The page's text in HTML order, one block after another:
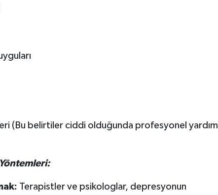
(Bu belirtiler ciddi olduğunda profesyonel yardım
Terapistler ve psikologlar, depresyonun